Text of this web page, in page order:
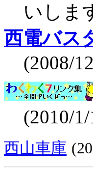
いしま
西電バス
(2008/
(2010/
西山車庫